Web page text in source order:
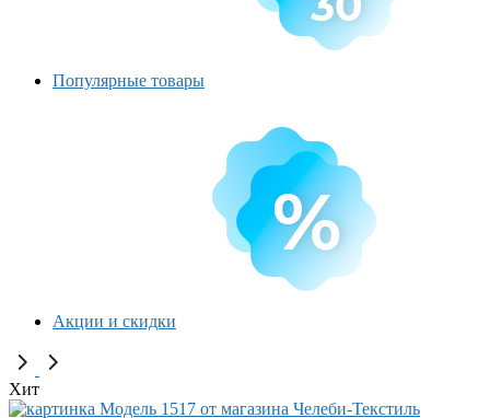
Популярные товары
Акции и скидки
Хит